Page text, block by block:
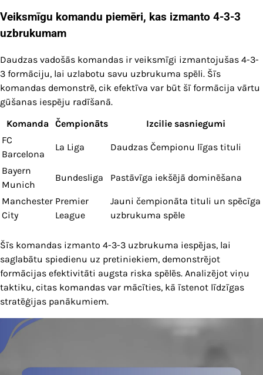
Veiksmīgu komandu piemēri, kas izmanto 4-3-3
uzbrukumam
Daudzas vadošās komandas ir veiksmīgi izmantojušas 4-3-
3 formāciju, lai uzlabotu savu uzbrukuma spēli. Šīs
komandas demonstrē, cik efektīva var būt šī formācija vārtu
gūšanas iespēju radīšanā.
Komanda
Čempionāts
Izcilie sasniegumi
FC
Barcelona
La Liga Daudzas Čempionu līgas tituli
Bayern
Munich
Bundesliga Pastāvīga iekšējā dominēšana
Manchester
City
Premier
League
Jauni čempionāta tituli un spēcīga
uzbrukuma spēle
Šīs komandas izmanto 4-3-3 uzbrukuma iespējas, lai
saglabātu spiedienu uz pretiniekiem, demonstrējot
formācijas efektivitāti augsta riska spēlēs. Analizējot viņu
taktiku, citas komandas var mācīties, kā īstenot līdzīgas
stratēģijas panākumiem.